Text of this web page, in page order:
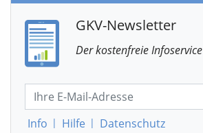
GKV-Newsletter
Der kostenfreie Infoservice
Info | Hilfe | Datenschutz